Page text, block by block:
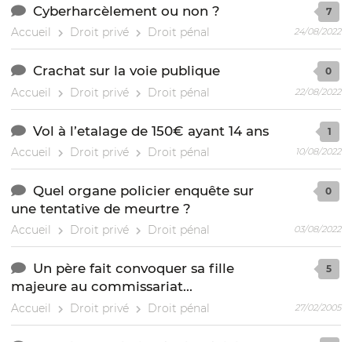
Cyberharcèlement ou non ?
Accueil Droit privé Droit pénal
7
24/08/2022
Crachat sur la voie publique
Accueil Droit privé Droit pénal
0
22/08/2022
Vol à l’etalage de 150€ ayant 14 ans
Accueil Droit privé Droit pénal
1
10/08/2022
Quel organe policier enquête sur
une tentative de meurtre ?
Accueil Droit privé Droit pénal
0
03/08/2022
Un père fait convoquer sa fille
majeure au commissariat...
Accueil Droit privé Droit pénal
5
27/02/2005